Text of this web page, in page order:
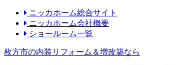
ニッカホーム総合サイト
ニッカホーム会社概要
ショールーム一覧
枚方市の内装リフォーム＆増改築なら